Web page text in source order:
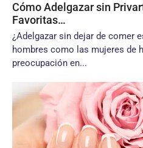
Cómo Adelgazar sin
Favoritas…
¿Adelgazar sin dejar de comer
hombres como las mujeres de
preocupación en...